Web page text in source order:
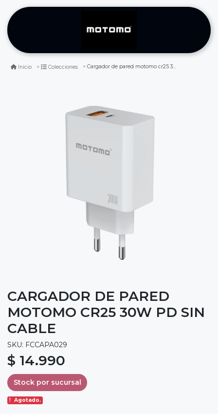
Inicio Colecciones Cargador de pared motomo cr25 30w pd sin cable
CARGADOR DE PARED
MOTOMO CR25 30W PD SIN
CABLE
SKU: FCCAPA029
$ 14.990
Stock por sucursal
Agotado.